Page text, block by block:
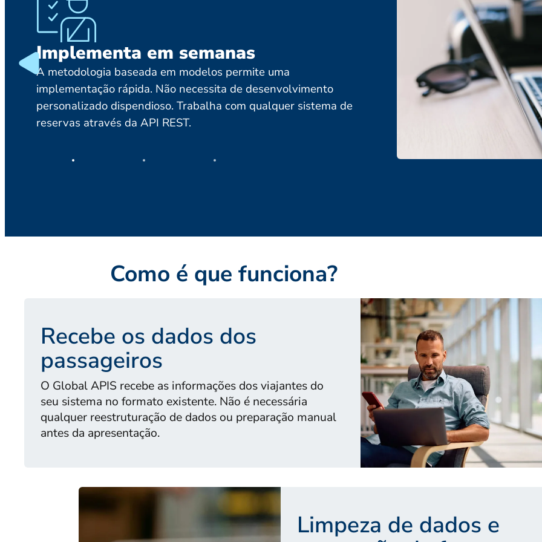
Implementa em semanas
A metodologia baseada em modelos permite uma
implementação rápida. Não necessita de desenvolvimento
personalizado dispendioso. Trabalha com qualquer sistema de
reservas através da API REST.
Como é que funciona?
Recebe os dados dos
passageiros
O Global APIS recebe as informações dos viajantes do
seu sistema no formato existente. Não é necessária
qualquer reestruturação de dados ou preparação manual
antes da apresentação.
Limpeza de dados e